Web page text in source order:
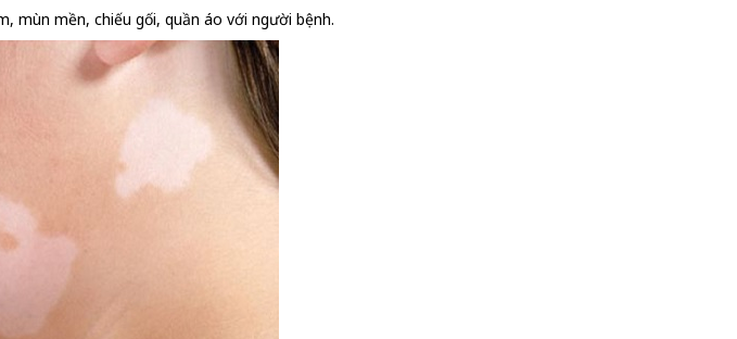
mùn mền, chiếu gối, quần áo với người bệnh.